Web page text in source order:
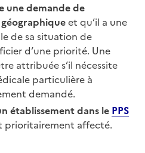
une demande de
et qu’il a une
de sa situation de
d’une priorité. Une
attribuée s’il nécessite
particulière à
demandé.
établissement dans le PPS
prioritairement affecté.